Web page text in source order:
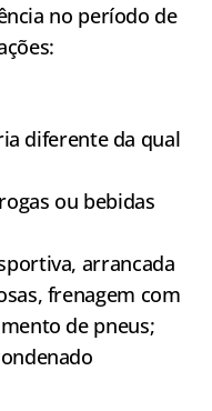
no período de
diferente da qual
ou bebidas
arrancada
frenagem com
de pneus;